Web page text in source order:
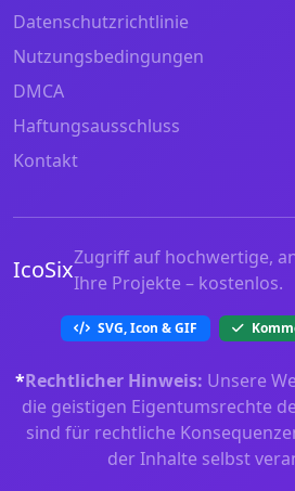
Datenschutzrichtlinie
Nutzungsbedingungen
DMCA
Haftungsausschluss
Kontakt
IcoSixZugriff auf hochwertige,
Ihre Projekte – kostenlos.
SVG, Icon & GIF
*Rechtlicher Hinweis: Unsere
die geistigen Eigentumsrechte
sind für rechtliche
der Inhalte selbst